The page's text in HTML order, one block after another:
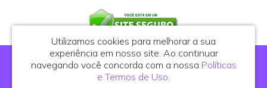
Portal do Podólogo - CNPJ: 44.108.762/0001-81
R. Celso de Azevedo Marques, 395, cj. 25 - São Paulo/SP - CEP: 03122-010
Utilizamos cookies para melhorar a sua
experiência em nosso site. Ao continuar
navegando você concorda com a nossa Políticas
e Termos de Uso.